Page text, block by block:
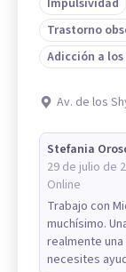
Trastorno
Adicción a
Av. de los
Stefania
29 de julio de
Online
Trabajo con
muchísimo.
realmente
necesites